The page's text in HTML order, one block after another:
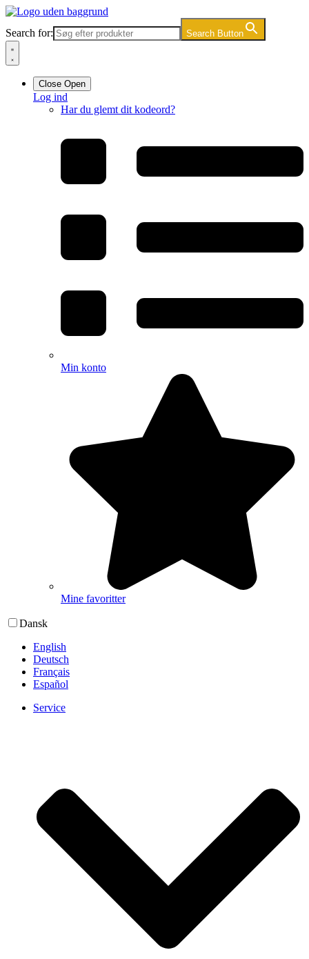
Videre
indhold
Search for: Search Button
Close Open
Log ind
Har du glemt dit kodeord?
Min konto
Mine favoritter
Dansk
English
Deutsch
Français
Español
Service